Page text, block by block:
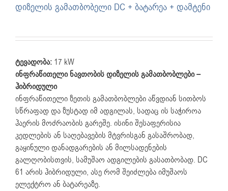
დიზელის გამათბობელი DC + ბატარეა + დამტენი
ტევადობა: 17 kW
ინფრაწითელი ნავთობის დიზელის გამათბობლები –
ჰიბრიდული
ინფრაწითელი ზეთის გამათბობლები აწვდიან სითბოს
სწრაფად და ზუსტად იმ ადგილას, სადაც ის საჭიროა
ჰაერის მოძრაობის გარეშე. ისინი შესაფერისია
კედლების ან საღებავების მტვრისგან გასაშრობად,
გაყინული დანადგარების ან მილსადენების
გალღობისთვის, სამუშაო ადგილების გასათბობად. DC
61 არის ჰიბრიდული, ასე რომ შეიძლება იმუშაოს
ელექტრო ან ბატარეაზე.